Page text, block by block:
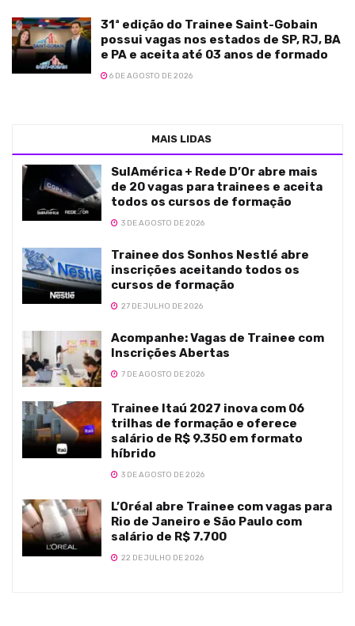
31ª edição do Trainee Saint-Gobain
possui vagas nos estados de SP, RJ, BA
e PA e aceita até 03 anos de formado
6 DE AGOSTO DE 2026
MAIS LIDAS
SulAmérica + Rede D’Or abre mais
de 20 vagas para trainees e aceita
todos os cursos de formação
3 DE AGOSTO DE 2026
Trainee dos Sonhos Nestlé abre
inscrições aceitando todos os
cursos de formação
27 DE JULHO DE 2026
Acompanhe: Vagas de Trainee com
Inscrições Abertas
7 DE AGOSTO DE 2026
Trainee Itaú 2027 inova com 06
trilhas de formação e oferece
salário de R$ 9.350 em formato
híbrido
3 DE AGOSTO DE 2026
L’Oréal abre Trainee com vagas para
Rio de Janeiro e São Paulo com
salário de R$ 7.700
22 DE JULHO DE 2026